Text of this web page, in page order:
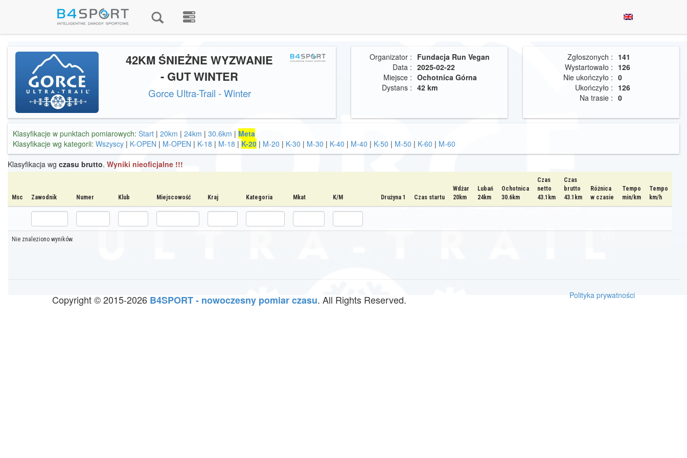
42KM ŚNIEŻNE WYZWANIE
- GUT WINTER
Gorce Ultra-Trail - Winter
Organizator : Fundacja Run Vegan
Data : 2025-02-22
Miejsce : Ochotnica Górna
Dystans : 42 km
Zgłoszonych : 141
Wystartowało : 126
Nie ukończyło : 0
Ukończyło : 126
Na trasie : 0
Klasyfikacje w punktach pomiarowych: Start | 20km | 24km | 30.6km | Meta
Klasyfikacje wg kategorii: Wszyscy | K-OPEN | M-OPEN | K-18 | M-18 | K-20 | M-20 | K-30 | M-30 | K-40 | M-40 | K-50 | M-50 | K-60 | M-60
Klasyfikacja wg czasu brutto. Wyniki nieoficjalne !!!
Msc Zawodnik Numer Klub Miejscowość Kraj Kategoria Mkat K/M Drużyna 1 Czas startu
Wdżar
20km
Lubań
24km
Ochotnica
30.6km
Czas
netto
43.1km
Czas
brutto
43.1km
Różnica
w czasie
Tempo
min/km
Tempo
km/h
Nie znaleziono wyników.
Copyright © 2015-2026 B4SPORT - nowoczesny pomiar czasu. All Rights Reserved. Polityka prywatności